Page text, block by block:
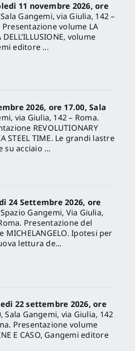
11 novembre 2026, ore
Gangemi, via Giulia, 142 –
Presentazione volume LA
DELL’ILLUSIONE, volume
editore ...
2026, ore 17.00, Sala
via Giulia, 142 – Roma.
REVOLUTIONARY
STEEL TIME. Le grandi lastre
su acciaio ...
24 Settembre 2026, ore
Gangemi, Via Giulia,
Presentazione del
MICHELANGELO. Ipotesi per
lettura de...
22 settembre 2026, ore
Sala Gangemi, via Giulia, 142
Presentazione volume
E CASO, Gangemi editore